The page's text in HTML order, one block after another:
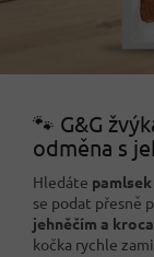
🐾 G&G
odměna s
Hledáte
se podat přesně
jehněčím a
kočka rychle